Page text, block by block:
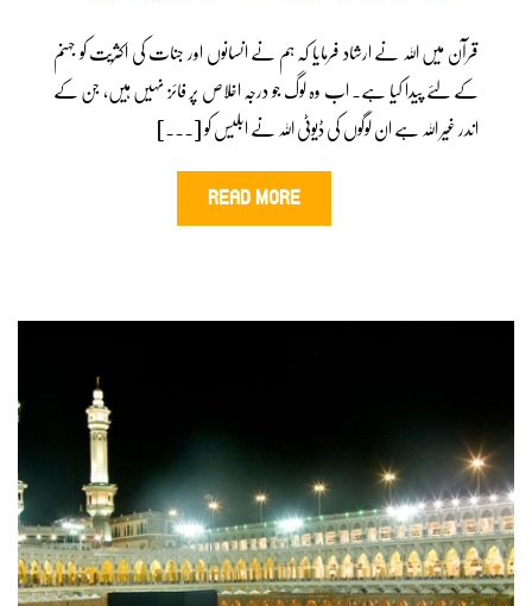
قرآن میں اللہ نے ارشاد فرمایا کہ ہم نے انسانوں اور جنات کی اکثریت کو جہنم
کے لئے پیدا کیا ہے۔ اب وہ لوگ جو درجہ اخلاص پر فائز نہیں ہیں، جن کے
اندر غیر اللہ ہے ان لوگوں کی ڈیوٹی اللہ نے ابلیس کو [...]
READ MORE